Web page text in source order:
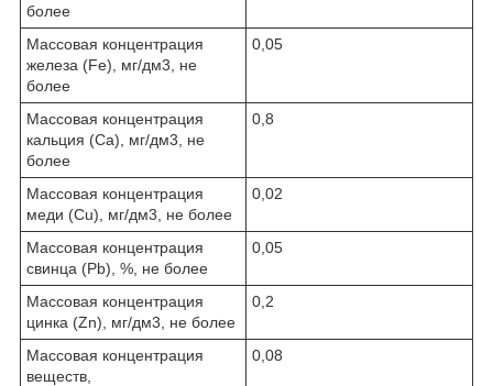
более
Массовая концентрация
железа (Fe), мг/дм3 , не
более
0,05
Массовая концентрация
кальция (Сa), мг/дм3 , не
более
0,8
Массовая концентрация
меди (Сu), мг/дм3 , не более
0,02
Массовая концентрация
свинца (Рb), %, не более
0,05
Массовая концентрация
цинка (Zn), мг/дм3 , не более
0,2
Массовая концентрация
веществ,
0,08